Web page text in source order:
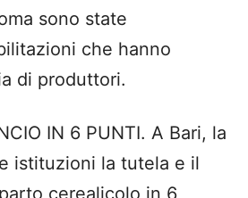
sono state
che hanno
di produttori.
IN 6 PUNTI. A Bari, la
istituzioni la tutela e il
cerealicolo in 6